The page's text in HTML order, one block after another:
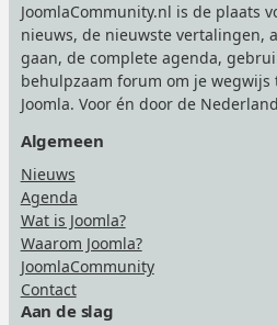
JoomlaCommunity.nl is de plaats
nieuws, de nieuwste vertalingen,
gaan, de complete agenda,
behulpzaam forum om je wegwijs
Joomla. Voor én door de
Algemeen
Nieuws
Agenda
Wat is Joomla?
Waarom Joomla?
JoomlaCommunity
Contact
Aan de slag